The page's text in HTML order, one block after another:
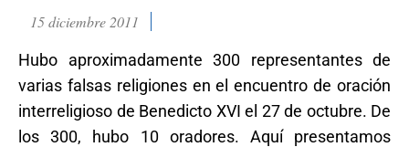
15 diciembre 2011
Hubo aproximadamente 300 representantes de
varias falsas religiones en el encuentro de oración
interreligioso de Benedicto XVI el 27 de octubre. De
los 300, hubo 10 oradores. Aquí presentamos